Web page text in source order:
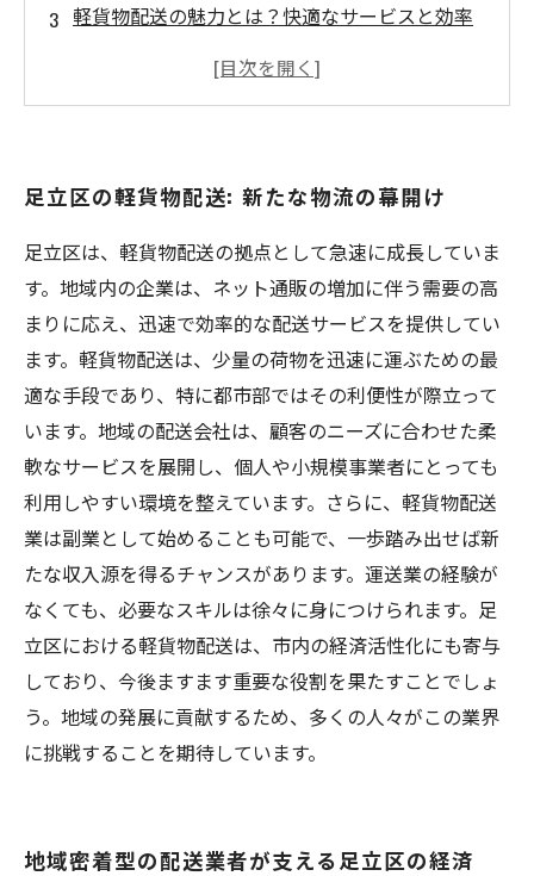
軽貨物配送の魅力とは？快適なサービスと効率
ド
軽貨物配送の成長と地元ニーズへの対応
足立区の未来を支える軽貨物配送業の可能性
足立区の軽貨物配送: 新たな物流の幕開け
足立区は、軽貨物配送の拠点として急速に成長していま
す。地域内の企業は、ネット通販の増加に伴う需要の高
まりに応え、迅速で効率的な配送サービスを提供してい
ます。軽貨物配送は、少量の荷物を迅速に運ぶための最
適な手段であり、特に都市部ではその利便性が際立って
います。地域の配送会社は、顧客のニーズに合わせた柔
軟なサービスを展開し、個人や小規模事業者にとっても
利用しやすい環境を整えています。さらに、軽貨物配送
業は副業として始めることも可能で、一歩踏み出せば新
たな収入源を得るチャンスがあります。運送業の経験が
なくても、必要なスキルは徐々に身につけられます。足
立区における軽貨物配送は、市内の経済活性化にも寄与
しており、今後ますます重要な役割を果たすことでしょ
う。地域の発展に貢献するため、多くの人々がこの業界
に挑戦することを期待しています。
地域密着型の配送業者が支える足立区の経済